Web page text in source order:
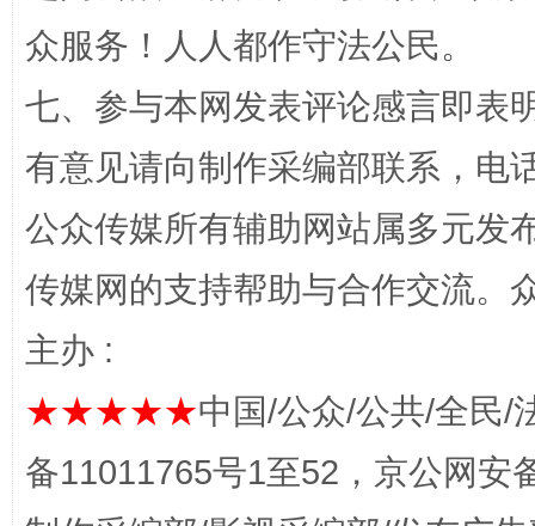
完善运行机制助力责任有效落实 一纸欠
众服务！人人都作守法公民。
七、参与本网发表评论感言即表
有意见请向制作采编部联系，电
公众传媒所有辅助网站属多元发
传媒网的支持帮助与合作交流。
主办 :
★★★★★中国/公众/公共/全民/
备11011765号1至52，京公网安